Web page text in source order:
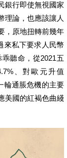
銀行即使無視國家
理論，也應該讓人
，原地扭轉前幾年
來私下要求人民幣
聽命，從2021五
、對歐元升值
輪通脹危機的主要
美國的紅褐色曲綫